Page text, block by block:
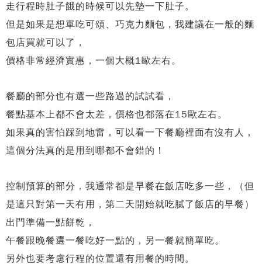
走行程時肚子餓的時候可以先墊一下肚子。
但是如果是想單吃可頌、巧克力麵包，我建議在一般的麵
包店買就可以了，
價格非常經濟實惠，一個大概1歐左右。
餐廳的部分也有選一些路過的試試看，
餐點基本上都不會太差，價格也都落在15歐左右。
如果真的害怕踩到地雷，可以看一下餐廳裡面有沒有人，
這個分法真的是用到哪都不會錯的！
控制預算的部分，我通常都是早餐在飯店吃多一些，
（但
是這只對第一天有用，第二天開始就吃膩了飯店的早餐）
出門準備一點餅乾，
午餐跟晚餐選一餐吃好一點的，另一餐就簡單吃。
另外也要考慮行程的位置還有用餐的時間。